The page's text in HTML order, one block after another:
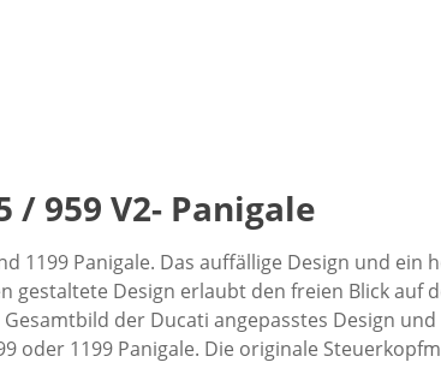
/ 959 V2- Panigale
1199 Panigale. Das auffällige Design und ein
Design erlaubt den freien Blick auf
der Ducati angepasstes Design
oder 1199 Panigale. Die originale